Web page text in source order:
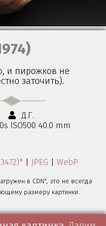
и пирожков не
заточить).
Д.Г.
ISO500 40.0 mm
| JPEG | WebP
в CDN", это не всегда
размеру картинки.